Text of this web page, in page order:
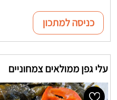
כניסה למתכון
עלי גפן ממולאים צמחוניים